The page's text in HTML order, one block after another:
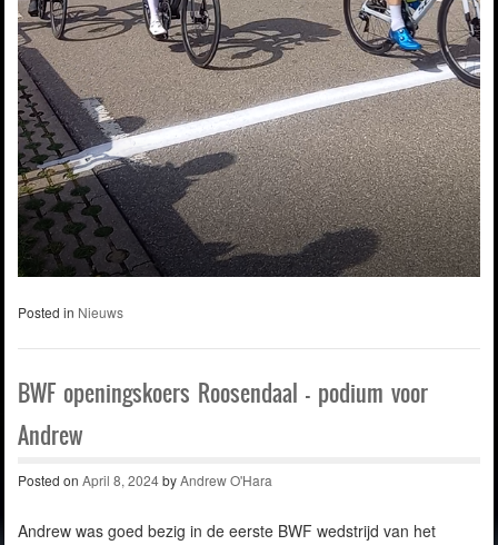
Posted in Nieuws
BWF openingskoers Roosendaal – podium voor
Andrew
Posted on April 8, 2024byAndrew O'Hara
Andrew was goed bezig in de eerste BWF wedstrijd van het